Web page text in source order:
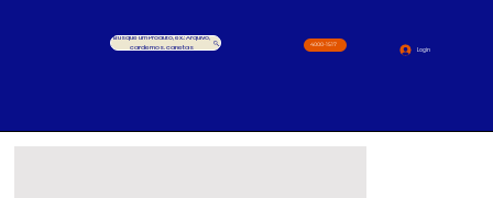
Busque um Produto, ex.: Arquivo,
cardernos, canetas
4000-1517
Login